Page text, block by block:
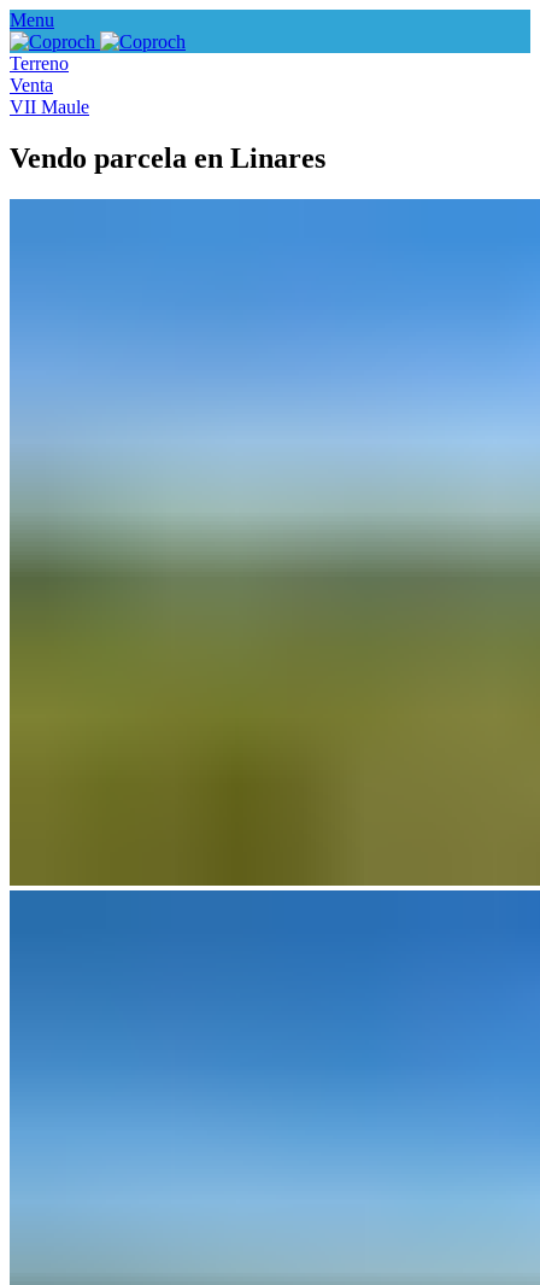
Menu
Terreno
Venta
VII Maule
Vendo parcela en Linares